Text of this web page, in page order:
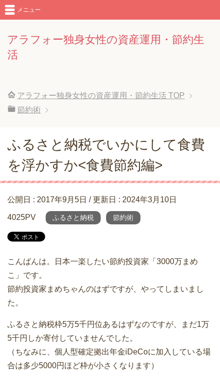
アラフォー独身女性の資産運用・節約生
活
メニュー
アラフォー独身女性の資産運用・節約生活 TOP
節約術
ふるさと納税でいかにして食費
を浮かすか<食費節約編>
公開日 : 2017年9月5日 / 更新日 : 2024年3月10日
4025PV ふるさと納税 節約術
こんばんは。日本一楽したい節約投資家「3000万まめ
こ」です。
節約投資家まめちゃんのはずですが、やってしまいまし
た。
ふるさと納税枠5万5千円位あるはずなのですが、まだ1万
5千円しか寄付していませんでした。
（ちなみに、個人型確定拠出年金iDeCoに加入している場
合は多少5000円ほど枠が小さくなります）